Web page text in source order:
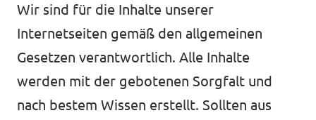
Wir sind für die Inhalte unserer
Internetseiten gemäß den allgemeinen
Gesetzen verantwortlich. Alle Inhalte
werden mit der gebotenen Sorgfalt und
nach bestem Wissen erstellt. Sollten aus